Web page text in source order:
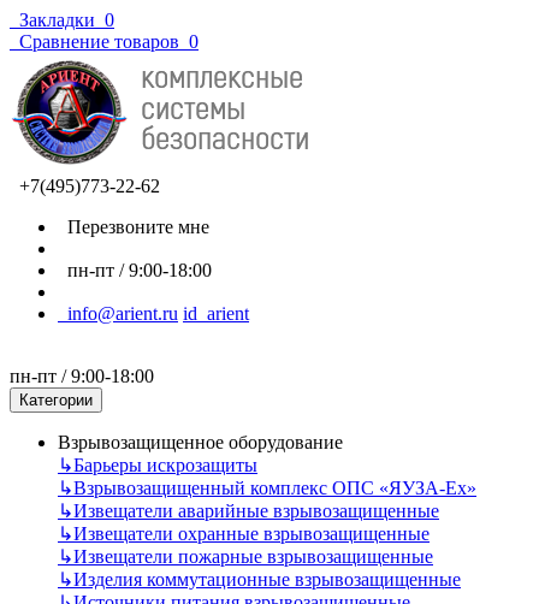
Закладки 0
Сравнение товаров 0
+7(495)773-22-62
Перезвоните мне
пн-пт / 9:00-18:00
info@arient.ru id_arient
пн-пт / 9:00-18:00
Категории
Взрывозащищенное оборудование
↳Барьеры искрозащиты
↳Взрывозащищенный комплекс ОПС «ЯУЗА-Ех»
↳Извещатели аварийные взрывозащищенные
↳Извещатели охранные взрывозащищенные
↳Извещатели пожарные взрывозащищенные
↳Изделия коммутационные взрывозащищенные